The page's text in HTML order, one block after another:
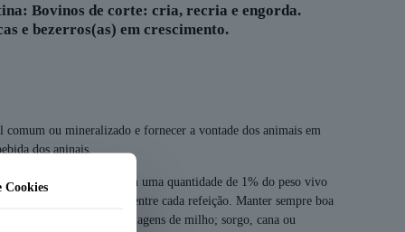
Bovinos de corte: cria, recria e engorda.
e bezerros(as) em crescimento.
ou mineralizado e fornecer a vontade dos animais em
dos aninais.
fornecer essa mistura em uma quantidade de 1% do peso vivo
de seis (06) horas entre cada refeição. Manter sempre boa
picada in natura; silagens de milho; sorgo, cana ou
Cookies